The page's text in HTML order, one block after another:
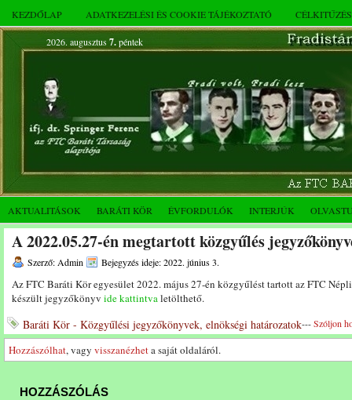
KEZDŐLAP ADATKEZELÉSI ÉS COOKIE TÁJÉKOZTATÓ
2026. augusztus 7.péntek
AKTUALITÁSOK BARÁTI KÖR ÉVFORDULÓK INTERJÚK
A 2022.05.27-én megtartott közgyűlés
Szerző: Admin Bejegyzés ideje: 2022. június 3.
Az FTC Baráti Kör egyesület 2022. május 27-én közgyűlést tartott az FTC
készült jegyzőkönyv ide kattintvaletölthető.
Baráti Kör - Közgyűlési jegyzőkönyvek, elnökségi határozatok---Szóljon
Hozzászólhat, vagy visszanézheta saját oldaláról.
HOZZÁSZÓLÁS